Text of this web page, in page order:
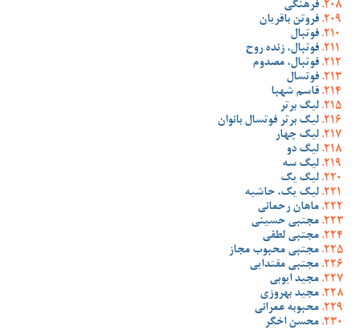
فرهنگی
فروتن باقریان
فوتبال
فوتبال، زنده روح
فوتبال، مصدوم
فوتسال
قاسم شهبا
لیگ برتر
لیگ برتر فوتسال بانوان
لیگ چهار
لیگ دو
لیگ سه
لیگ یک
لیگ یک، حاشیه
ماهان رحمانی
مجتبی حسینی
مجتبی لطفی
مجتبی محبوب مجاز
مجتبی مقتدایی
مجید ایوبی
مجید بهروزی
محبوبه عمرانی
محسن اخگر